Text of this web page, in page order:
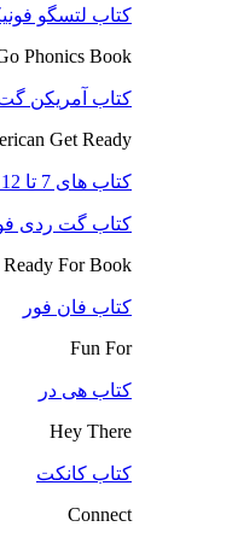
کتاب لتسگو
Phonics Book
کتاب آمریکن
Get Ready
کتاب های 7 تا 12 سال
کتاب گت ردی
Ready For Book
کتاب فان فور
Fun For
کتاب هی در
Hey There
کتاب کانکت
Connect